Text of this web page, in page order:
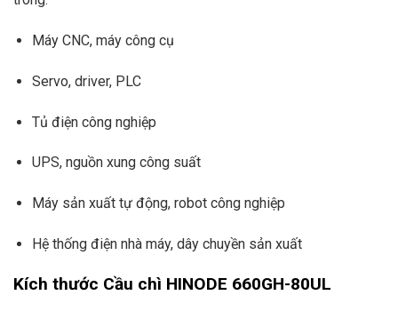
Máy CNC, máy công cụ
Servo, driver, PLC
Tủ điện công nghiệp
UPS, nguồn xung công suất
Máy sản xuất tự động, robot công nghiệp
Hệ thống điện nhà máy, dây chuyền sản xuất
Kích thước Cầu chì HINODE 660GH-80UL